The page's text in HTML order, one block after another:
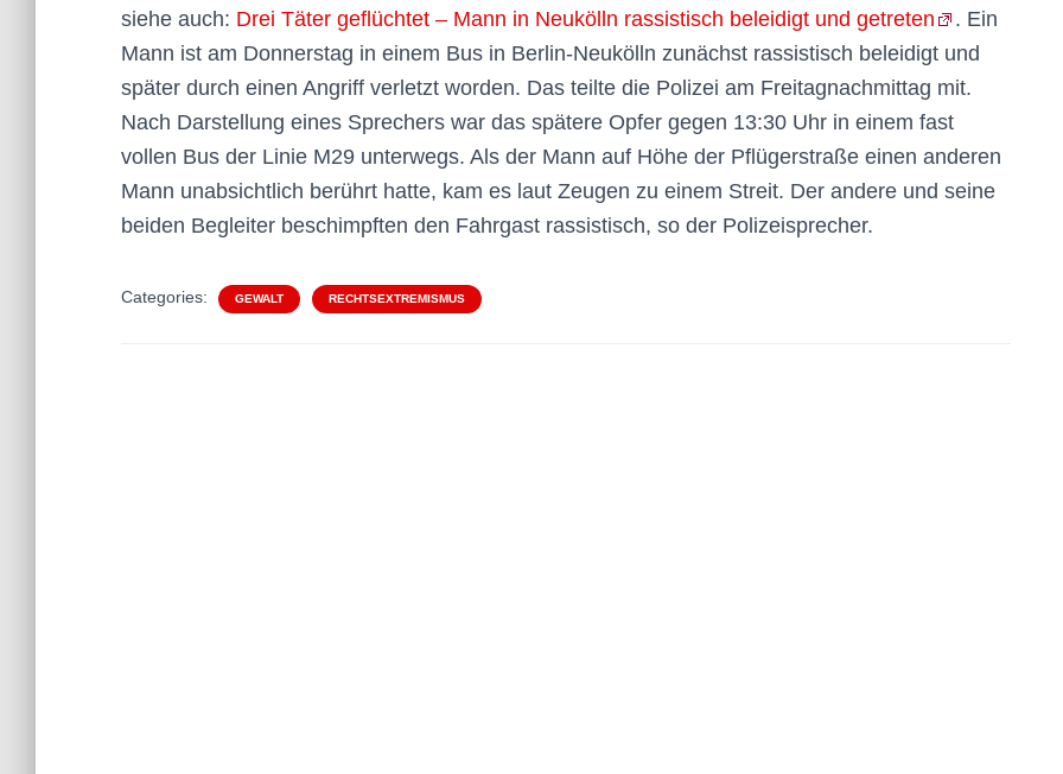
siehe auch: Drei Täter geflüchtet – Mann in Neukölln rassistisch beleidigt und getreten
. Ein
Mann ist am Donnerstag in einem Bus in Berlin-Neukölln zunächst rassistisch beleidigt und
später durch einen Angriff verletzt worden. Das teilte die Polizei am Freitagnachmittag mit.
Nach Darstellung eines Sprechers war das spätere Opfer gegen 13:30 Uhr in einem fast
vollen Bus der Linie M29 unterwegs. Als der Mann auf Höhe der Pflügerstraße einen anderen
Mann unabsichtlich berührt hatte, kam es laut Zeugen zu einem Streit. Der andere und seine
beiden Begleiter beschimpften den Fahrgast rassistisch, so der Polizeisprecher.
Categories: GEWALT RECHTSEXTREMISMUS